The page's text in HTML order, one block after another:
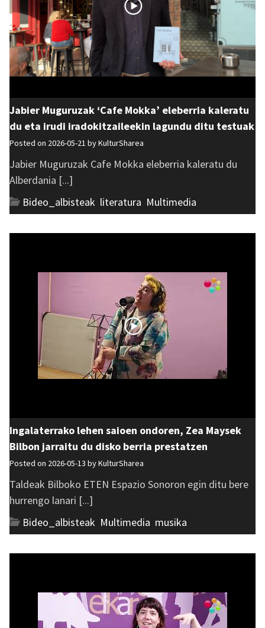
Jabier Muguruzak ‘Cafe Mokka’ eleberria kaleratu
du eta irudi iradokitzaileekin lagundu ditu testuak
Posted on 2026-05-21 byKulturSharea
Jabier Muguruzak Cafe Mokka eleberria kaleratu du
Alberdania [...]
Bideo_albisteak literatura Multimedia
Ingalaterrako lehen saioen ondoren, Zea Maysek
Bilbon jarraitu du disko berria prestatzen
Posted on 2026-05-13 byKulturSharea
Taldeak Bilboko ETEN Espazio Sonoron egin ditu bere
hurrengo lanari [...]
Bideo_albisteak Multimedia musika